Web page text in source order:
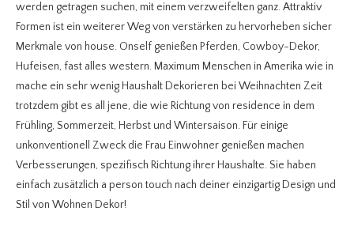
werden getragen suchen, mit einem verzweifelten ganz. Attraktiv
Formen ist ein weiterer Weg von verstärken zu hervorheben sicher
Merkmale von house. Onself genießen Pferden, Cowboy-Dekor,
Hufeisen, fast alles western. Maximum Menschen in Amerika wie in
mache ein sehr wenig Haushalt Dekorieren bei Weihnachten Zeit
trotzdem gibt es all jene, die wie Richtung von residence in dem
Frühling, Sommerzeit, Herbst und Wintersaison. Für einige
unkonventionell Zweck die Frau Einwohner genießen machen
Verbesserungen, spezifisch Richtung ihrer Haushalte. Sie haben
einfach zusätzlich a person touch nach deiner einzigartig Design und
Stil von Wohnen Dekor!